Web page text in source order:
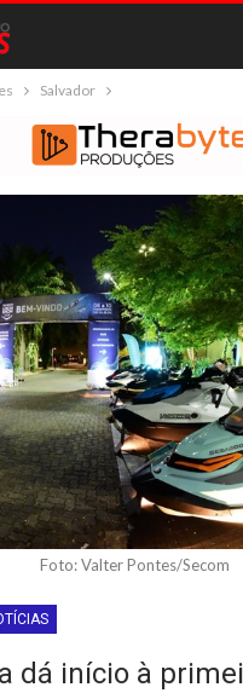
Salvador
Foto: Valter Pontes/Secom
dá início à